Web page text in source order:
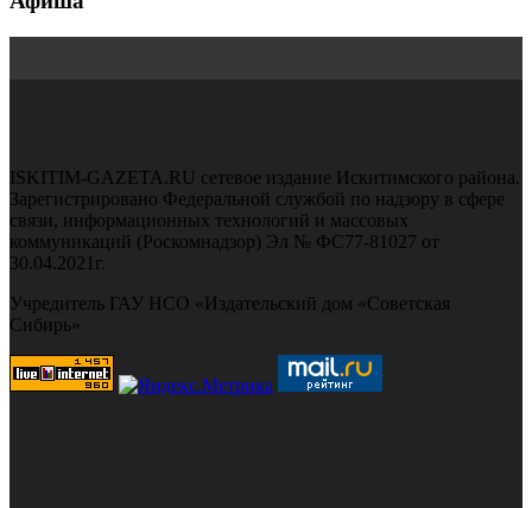
ISKITIM-GAZETA.RU сетевое издание Искитимского района.
Зарегистрировано Федеральной службой по надзору в сфере
связи, информационных технологий и массовых
коммуникаций (Роскомнадзор) Эл № ФС77-81027 от
30.04.2021г.
Учредитель ГАУ НСО «Издательский дом «Советская
Сибирь»